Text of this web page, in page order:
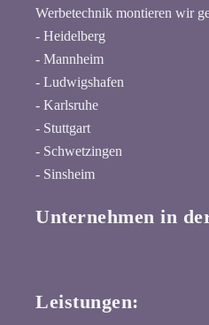
Werbetechnik montieren wir
- Heidelberg
- Mannheim
- Ludwigshafen
- Karlsruhe
- Stuttgart
- Schwetzingen
- Sinsheim
Unternehmen in
Leistungen: